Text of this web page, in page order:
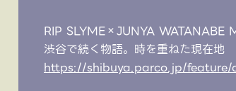
RIP SLYME×JUNYA
渋谷で続く物語。時を重ねた現在地
https://shibuya.parco.jp/